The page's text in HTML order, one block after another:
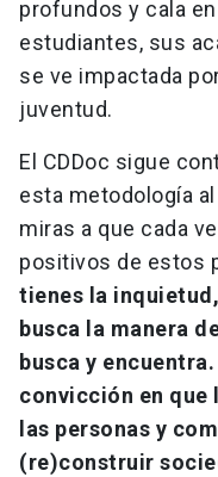
profundos y cala
estudiantes, sus
se ve impactada
juventud.
El CDDoc sigue
esta metodología
miras a que cada
positivos de estos
tienes la
busca la manera
busca y
convicción en que
las personas y
(re)construir